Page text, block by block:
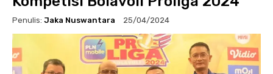
Penulis: Jaka Nuswantara 25/04/2024